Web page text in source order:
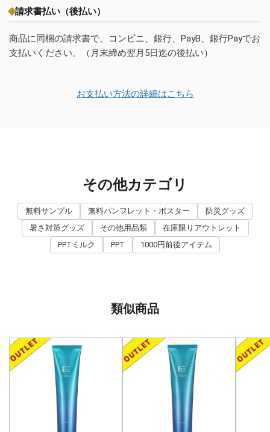
請求書払い（後払い）
商品に同梱の請求書で、コンビニ、銀行、PayB、銀行Payでお
支払いください。（月末締め翌月5日迄の後払い）
お支払い方法の詳細はこちら
その他カテゴリ
無料サンプル 無料パンフレット・ポスター
防災グッズ
暑さ対策グッズ
その他用品類
在庫限りアウトレット
PPTミルク
PPT 1000円前後アイテム
類似商品